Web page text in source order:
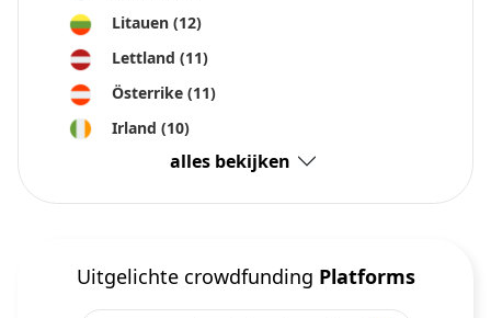
Litauen (12)
Lettland (11)
Österrike (11)
Irland (10)
alles bekijken
Uitgelichte crowdfunding Platforms